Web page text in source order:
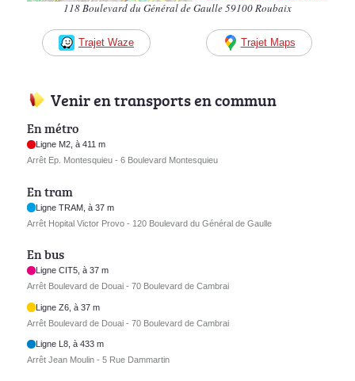
118 Boulevard du Général de Gaulle 59100 Roubaix
Trajet Waze Trajet Maps
Venir en transports en commun
En métro
Ligne M2, à 411 m
Arrêt Ep. Montesquieu - 6 Boulevard Montesquieu
En tram
Ligne TRAM, à 37 m
Arrêt Hopital Victor Provo - 120 Boulevard du Général de Gaulle
En bus
Ligne CIT5, à 37 m
Arrêt Boulevard de Douai - 70 Boulevard de Cambrai
Ligne Z6, à 37 m
Arrêt Boulevard de Douai - 70 Boulevard de Cambrai
Ligne L8, à 433 m
Arrêt Jean Moulin - 5 Rue Dammartin